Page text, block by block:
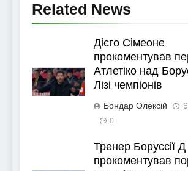
Related News
Дієго Сімеоне
прокоментував
Атлетіко над
Лізі чемпіонів
Бондар Олексій
0
Тренер Боруссії Д
прокоментував